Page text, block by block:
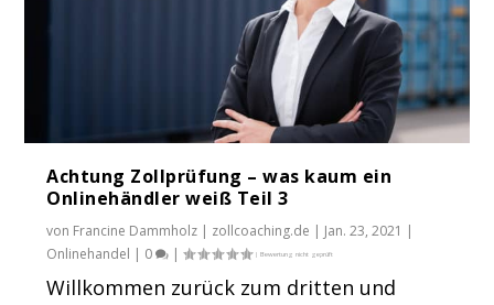
Achtung Zollprüfung – was kaum ein
Onlinehändler w...
Achtung Zollprüfung – was kaum ein
Onlinehändler w...
Achtung Zollprüfung – was kaum ein
Onlinehändler weiß Teil 3
von Francine Dammholz | zollcoaching.de | Jan. 23, 2021 |
Onlinehandel | 0 |
Willkommen zurück zum dritten und